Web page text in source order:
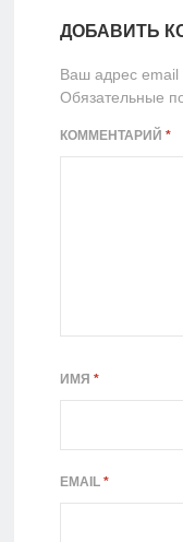
ДОБАВИТЬ
Ваш адрес email
Обязательные
КОММЕНТАРИЙ *
ИМЯ *
EMAIL *